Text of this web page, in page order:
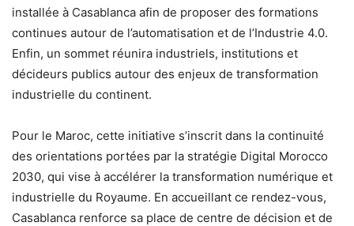
installée à Casablanca afin de proposer des formations
continues autour de l’automatisation et de l’Industrie 4.0.
Enfin, un sommet réunira industriels, institutions et
décideurs publics autour des enjeux de transformation
industrielle du continent.
Pour le Maroc, cette initiative s’inscrit dans la continuité
des orientations portées par la stratégie Digital Morocco
2030, qui vise à accélérer la transformation numérique et
industrielle du Royaume. En accueillant ce rendez-vous,
Casablanca renforce sa place de centre de décision et de